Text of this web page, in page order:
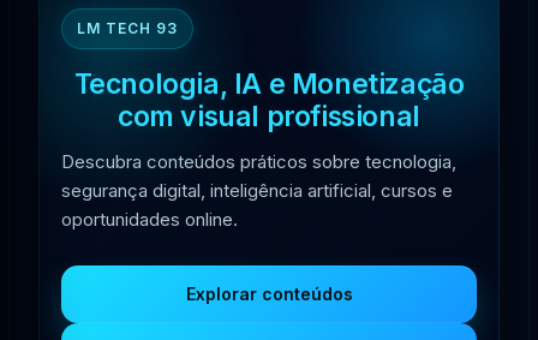
LM TECH 93
Tecnologia, IA e Monetização
com visual profissional
Descubra conteúdos práticos sobre tecnologia,
segurança digital, inteligência artificial, cursos e
oportunidades online.
Explorar conteúdos